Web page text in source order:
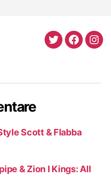
Twitter
Scott & Flabba
& Zion I Kings: All